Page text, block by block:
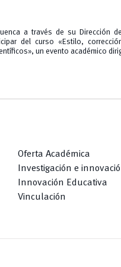
a través de su Dirección
del curso «Estilo,
un evento académico
Oferta Académica
Investigación e
Innovación Educativa
Vinculación